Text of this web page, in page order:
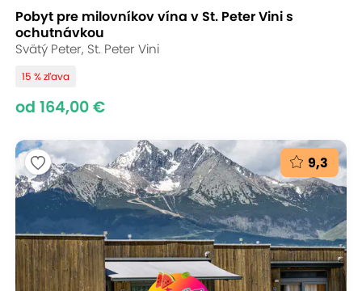
Pobyt pre milovníkov vína v St. Peter Vini s
ochutnávkou
Svätý Peter, St. Peter Vini
15 % zľava
od 164,00 €
9,3